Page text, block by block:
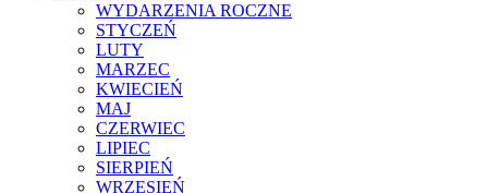
WYDARZENIA ROCZNE
STYCZEŃ
LUTY
MARZEC
KWIECIEŃ
MAJ
CZERWIEC
LIPIEC
SIERPIEŃ
WRZESIEŃ